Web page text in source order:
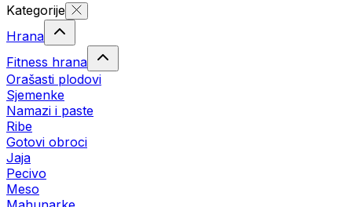
Kategorije
Hrana
Fitness hrana
Orašasti plodovi
Sjemenke
Namazi i paste
Ribe
Gotovi obroci
Jaja
Pecivo
Meso